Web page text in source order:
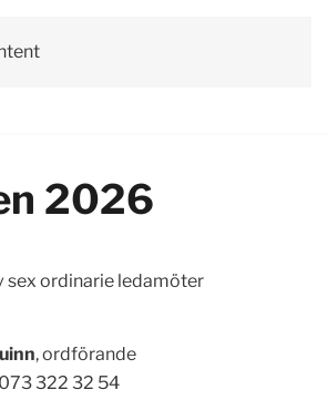
2026
sex ordinarie ledamöter
, ordförande
322 32 54